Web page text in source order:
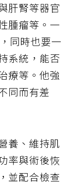
肝腎等器官
腫瘤等。一
同時也要一
系統，能否
療等。他強
同而有差
養、維持肌
率與術後恢
並配合檢查